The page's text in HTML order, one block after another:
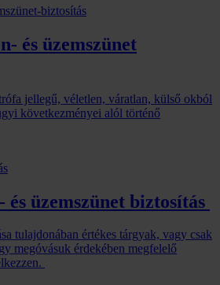
és üzemszünet
jellegű, véletlen, váratlan, külső okból
következményei alól történő
üzemszünet biztosítás
tulajdonában értékes tárgyak, vagy csak
megóvásuk érdekében megfelelő